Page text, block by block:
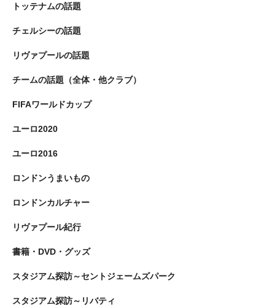
トッテナムの話題
チェルシーの話題
リヴァプールの話題
チームの話題（全体・他クラブ）
FIFAワールドカップ
ユーロ2020
ユーロ2016
ロンドンうまいもの
ロンドンカルチャー
リヴァプール紀行
書籍・DVD・グッズ
スタジアム探訪～セントジェームズパーク
スタジアム探訪～リバティ